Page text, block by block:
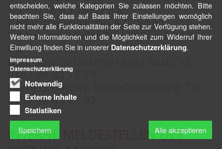
Tel.: 0176 45 76 97 94
Gemeindereferentin A.D. Silvia
Schlaugath-Müller Tel.: 0176 52 34 53
05
Dipl.-Sozialarbeiterin Uschi Grab Tel.:
0152 09 83 18 78
Dörte Grothues, Trauerbegleitung, Tel.:
0157 32 43 71 02
INTERNE MELDESTELLEN DES
entscheiden, welche Kategorien Sie zulassen möchten. Bitte
beachten Sie, dass auf Basis Ihrer Einstellungen womöglich
nicht mehr alle Funktionalitäten der Seite zur Verfügung stehen.
Weitere Informationen und die Möglichkeit zum Widerruf Ihrer
Einwillung finden Sie in unserer Datenschutzerklärung.
Notwendig
Externe Inhalte
Statistiken
Speichern Alle akzeptieren
Impressum
Datenschutzerklärung